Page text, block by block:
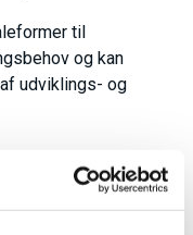
til
og kan
udviklings- og